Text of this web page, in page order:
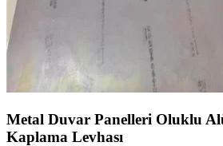
Metal Duvar Panelleri Oluklu
Kaplama Levhası